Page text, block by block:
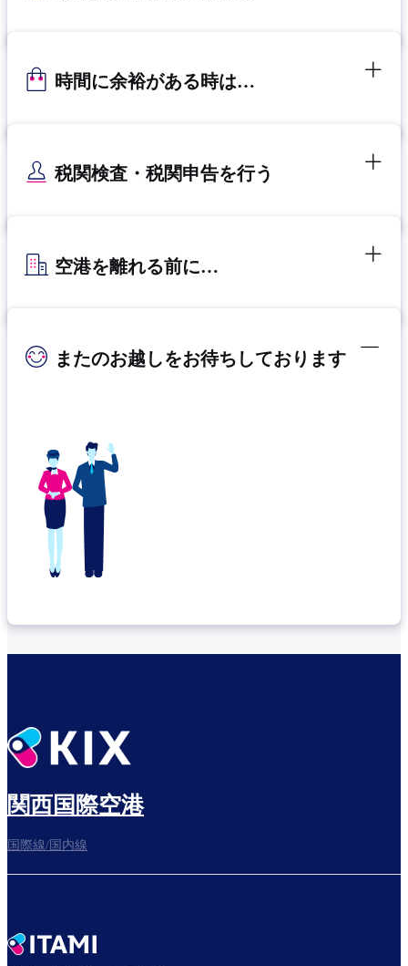
時間に余裕がある時は…
税関検査・税関申告を行う
空港を離れる前に…
またのお越しをお待ちしております
関西国際空港
国際線/国内線